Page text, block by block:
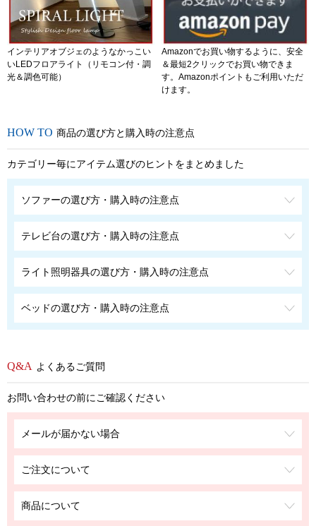
インテリアオブジェのようなかっこい
いLEDフロアライト（リモコン付・調
光＆調色可能）
Amazonでお買い物するように、安全
＆最短2クリックでお買い物できま
す。Amazonポイントもご利用いただ
けます。
商品の選び方と購入時の注意点
カテゴリー毎にアイテム選びのヒントをまとめました
ソファーの選び方・購入時の注意点
テレビ台の選び方・購入時の注意点
ライト照明器具の選び方・購入時の注意点
ベッドの選び方・購入時の注意点
よくあるご質問
お問い合わせの前にご確認ください
メールが届かない場合
ご注文について
商品について